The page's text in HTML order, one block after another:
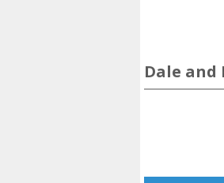
Dale and